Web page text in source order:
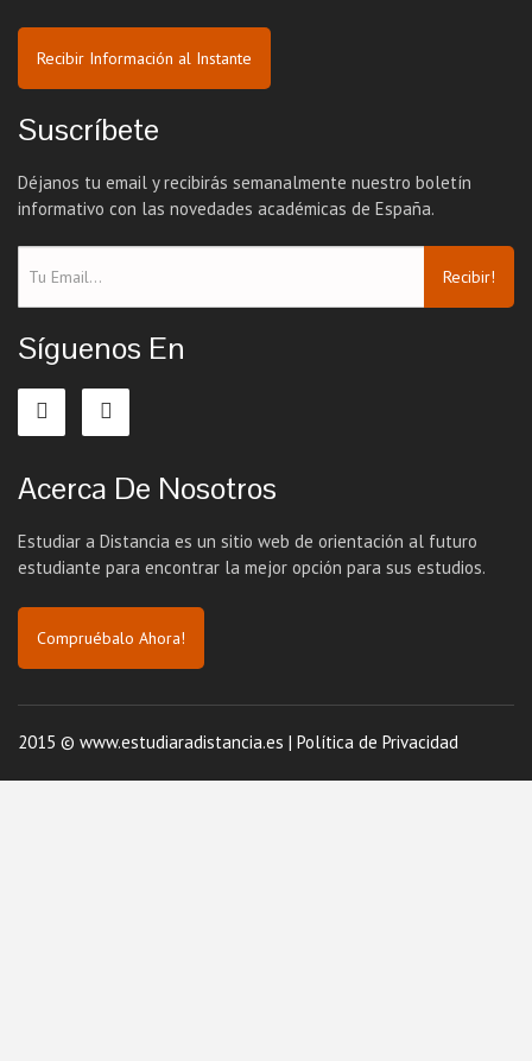
Recibir Información al Instante
Suscríbete
Déjanos tu email y recibirás semanalmente nuestro boletín
informativo con las novedades académicas de España.
Recibir!
Síguenos En
Acerca De Nosotros
Estudiar a Distancia es un sitio web de orientación al futuro
estudiante para encontrar la mejor opción para sus estudios.
Compruébalo Ahora!
2015 © www.estudiaradistancia.es | Política de Privacidad